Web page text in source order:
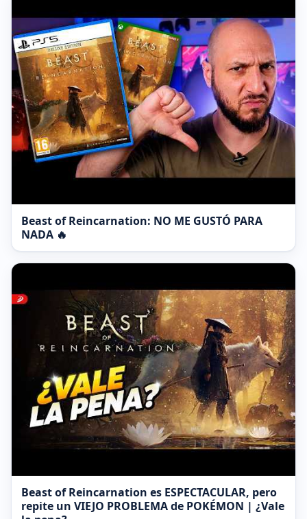
Beast of Reincarnation: NO ME GUSTÓ PARA
NADA 🔥
Beast of Reincarnation es ESPECTACULAR, pero
repite un VIEJO PROBLEMA de POKÉMON | ¿Vale